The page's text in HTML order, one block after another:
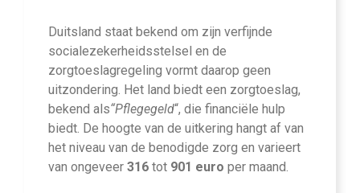
Duitsland staat bekend om zijn verfijnde
socialezekerheidsstelsel en de
zorgtoeslagregeling vormt daarop geen
uitzondering. Het land biedt een zorgtoeslag,
bekend als“Pflegegeld“, die financiële hulp
biedt. De hoogte van de uitkering hangt af van
het niveau van de benodigde zorg en varieert
van ongeveer 316 tot 901 euro per maand.